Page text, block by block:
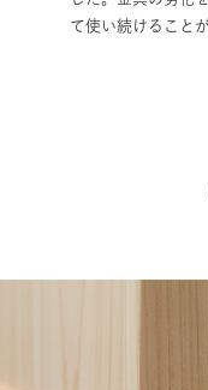
続けることができます。